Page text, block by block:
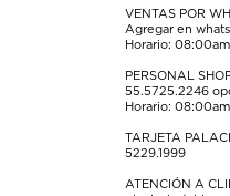
VENTAS POR
Agregar en
Horario:
PERSONAL
55.5725.2246
Horario:
TARJETA
5229.1999
ATENCIÓN A